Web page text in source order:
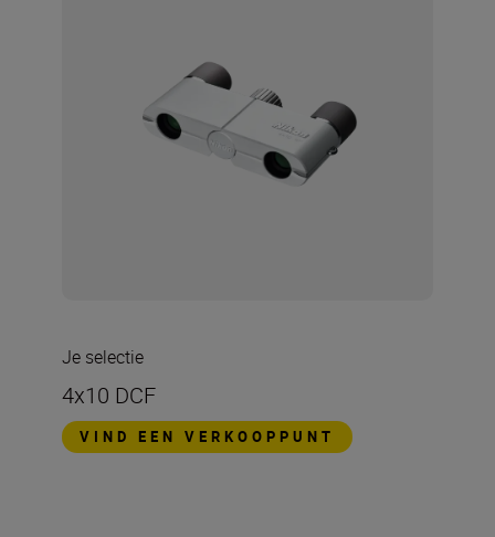
Je selectie
4x10 DCF
VIND EEN VERKOOPPUNT